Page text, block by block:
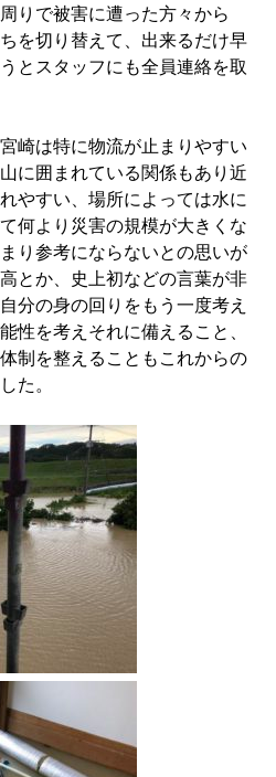
りで被害に遭った方々から
を切り替えて、出来るだけ早
とスタッフにも全員連絡を取
崎は特に物流が止まりやすい
に囲まれている関係もあり近
やすい、場所によっては水に
何より災害の規模が大きくな
り参考にならないとの思いが
とか、史上初などの言葉が非
分の身の回りをもう一度考え
性を考えそれに備えること、
制を整えることもこれからの
た。